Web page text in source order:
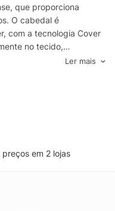
que proporciona
O cabedal é
com a tecnologia Cover
no tecido,
e durabilidade.
bicolor, ambos
Ler mais
preços em 2 lojas